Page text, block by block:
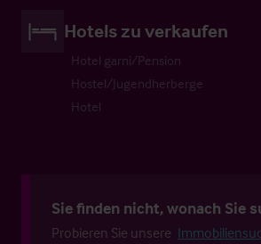
Hotels zu verkaufen
Hotel garni/Pension
Hostel/Jugendherberge
Hotel
Sie finden nicht, wonach Sie
Probieren Sie unsere